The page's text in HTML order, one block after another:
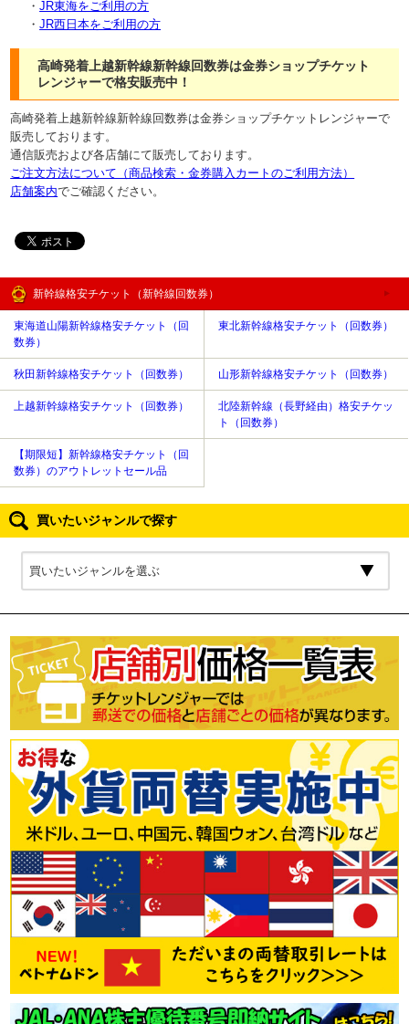
・JR東海をご利用の方
・JR西日本をご利用の方
高崎発着上越新幹線新幹線回数券は金券ショップチケット
レンジャーで格安販売中！
高崎発着上越新幹線新幹線回数券は金券ショップチケットレンジャーで
販売しております。
通信販売および各店舗にて販売しております。
ご注文方法について（商品検索・金券購入カートのご利用方法）
店舗案内でご確認ください。
新幹線格安チケット（新幹線回数券）
東海道山陽新幹線格安チケット（回
数券）
東北新幹線格安チケット（回数券）
秋田新幹線格安チケット（回数券） 山形新幹線格安チケット（回数券）
上越新幹線格安チケット（回数券）
北陸新幹線（長野経由）格安チケッ
ト（回数券）
【期限短】新幹線格安チケット（回
数券）のアウトレットセール品
買いたいジャンルで探す